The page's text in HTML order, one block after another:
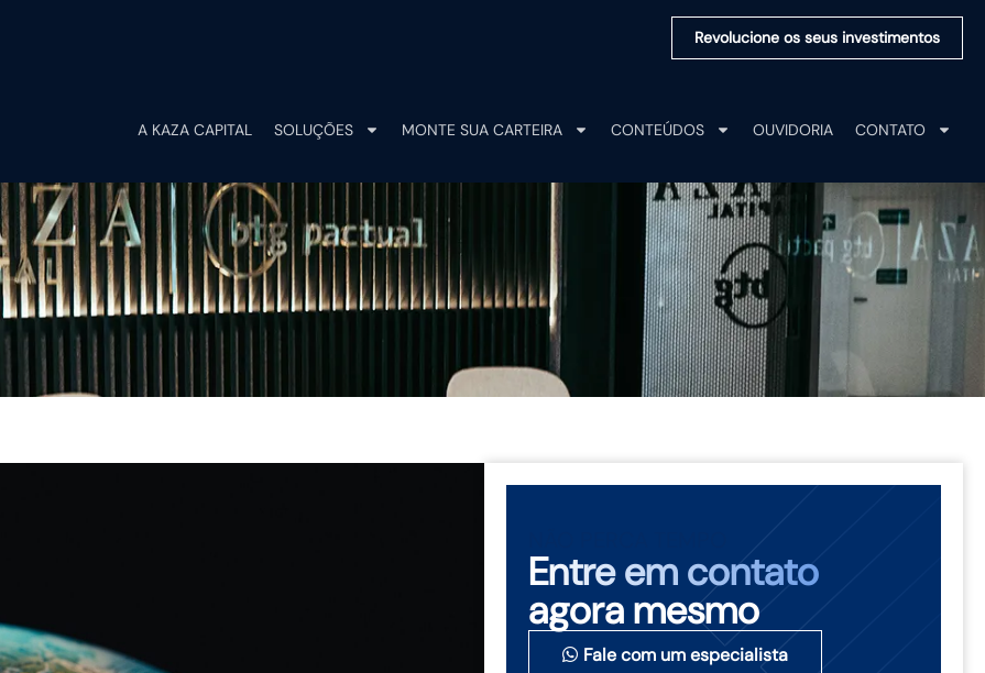
Revolucione os seus investimentos
A KAZA CAPITAL SOLUÇÕES MONTE SUA CARTEIRA CONTEÚDOS OUVIDORIA CONTATO
Entre em contato
agora mesmo
Fale com um especialista